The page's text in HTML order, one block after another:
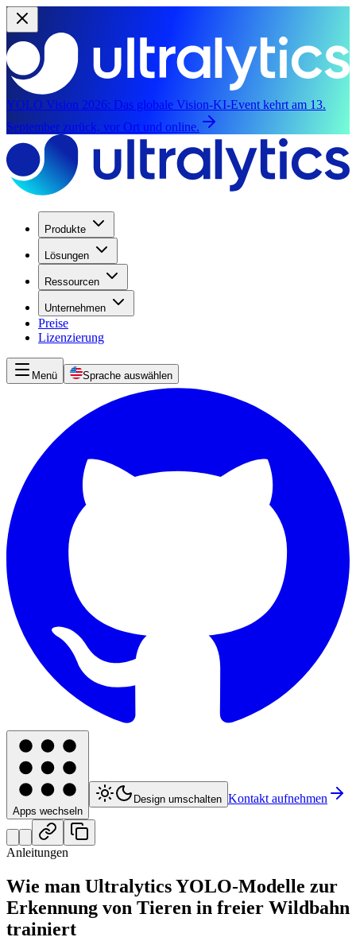
YOLO Vision 2026: Das globale Vision-KI-Event kehrt am 13.
September zurück, vor Ort und online.
Produkte
Lösungen
Ressourcen
Unternehmen
Preise
Lizenzierung
Menü Sprache auswählen
Apps wechseln
Design umschalten Kontakt aufnehmen
Anleitungen
Wie man Ultralytics YOLO-Modelle zur
Erkennung von Tieren in freier Wildbahn
trainiert